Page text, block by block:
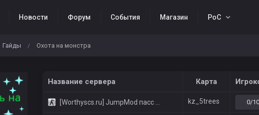
Новости Форум События Магазин РоС
Гайды / Охота на монстра
Название сервера Карта
[Worthyscs.ru] JumpMod пасс 1234 kz_5trees 0/10